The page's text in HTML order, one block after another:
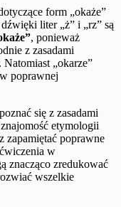
form „okaże”
liter „ż” i „rz” są
, ponieważ
z zasadami
„okarze”
poprawnej
się z zasadami
etymologii
zapamiętać poprawne
w
znacząco zredukować
wszelkie